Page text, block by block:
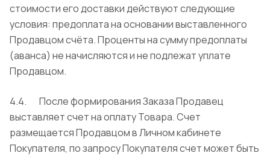
стоимости его доставки действуют следующие
условия: предоплата на основании выставленного
Продавцом счёта. Проценты на сумму предоплаты
(аванса) не начисляются и не подлежат уплате
Продавцом.
4.4. После формирования Заказа Продавец
выставляет счет на оплату Товара. Счет
размещается Продавцом в Личном кабинете
Покупателя, по запросу Покупателя счет может быть